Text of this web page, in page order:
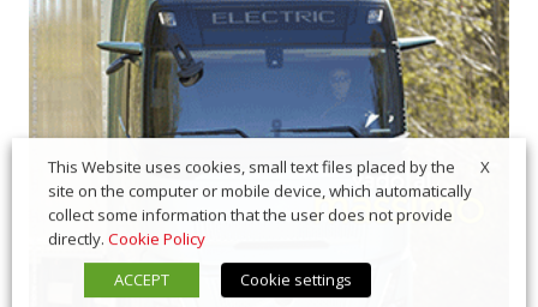
X
This Website uses cookies, small text files placed by the
site on the computer or mobile device, which automatically
collect some information that the user does not provide
directly. Cookie Policy
ACCEPT
Cookie settings